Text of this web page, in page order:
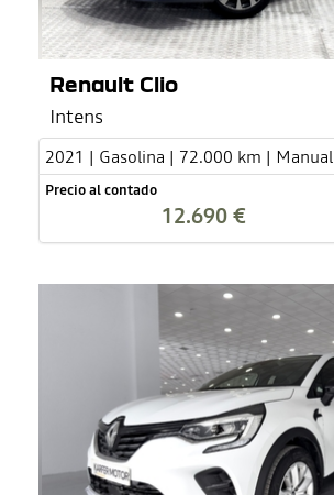
Renault Clio
Intens
2021 | Gasolina | 72.000 km | Manual
Precio al contado
12.690 €